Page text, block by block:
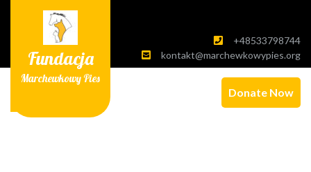
Fundacja
Marchewkowy Pies
+48533798744
kontakt@marchewkowypies.org
Donate Now